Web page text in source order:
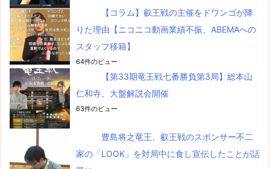
【コラム】叡王戦の主催をドワンゴが降
りた理由【ニコニコ動画業績不振、ABEMAへの
スタッフ移籍】
64件のビュー
【第33期竜王戦七番勝負第3局】総本山
仁和寺、大盤解説会開催
63件のビュー
豊島将之竜王、叡王戦のスポンサー不二
家の「LOOK」を対局中に食し宣伝したことが話